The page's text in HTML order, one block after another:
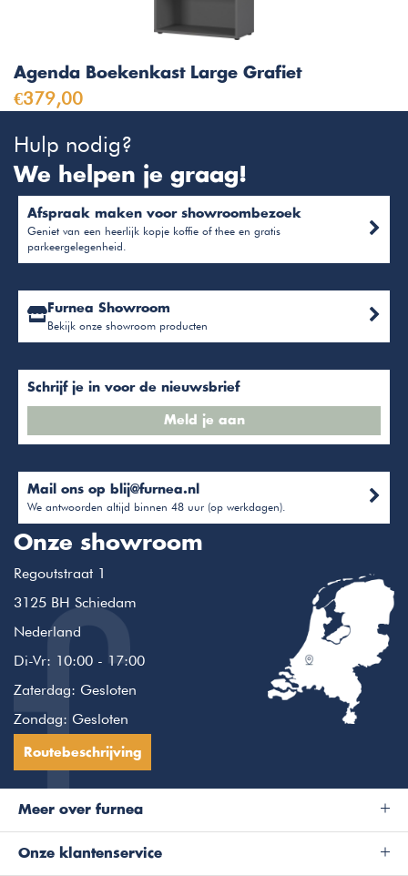
Agenda Boekenkast Large Grafiet
€379,00
Hulp nodig?
We helpen je graag!
Afspraak maken voor showroombezoek
Geniet van een heerlijk kopje koffie of thee en gratis
parkeergelegenheid.
Furnea Showroom
Bekijk onze showroom producten
Schrijf je in voor de nieuwsbrief
Meld je aan
Mail ons op blij@furnea.nl
We antwoorden altijd binnen 48 uur (op werkdagen).
Onze showroom
Regoutstraat 1
3125 BH Schiedam
Nederland
Di-Vr: 10:00 - 17:00
Zaterdag: Gesloten
Zondag: Gesloten
Routebeschrijving
Meer over furnea
Onze klantenservice